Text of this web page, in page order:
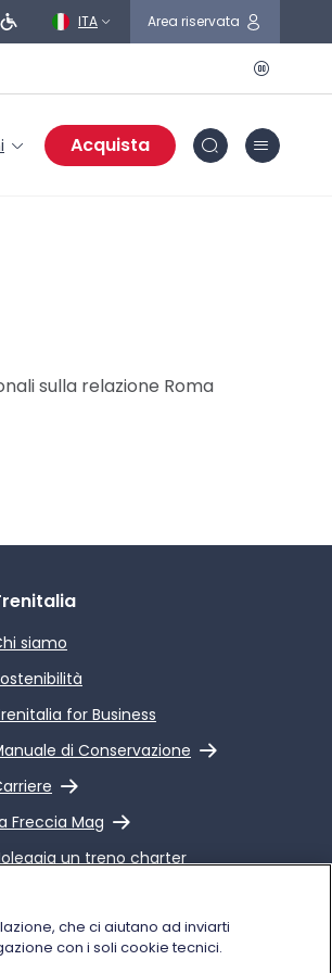
ITA Area riservata
Acquista
sulla relazione Roma
siamo
for Business
di Conservazione
esterno
esterno
Freccia Mag
esterno
un treno charter
che ci aiutano ad inviarti
con i soli cookie tecnici.